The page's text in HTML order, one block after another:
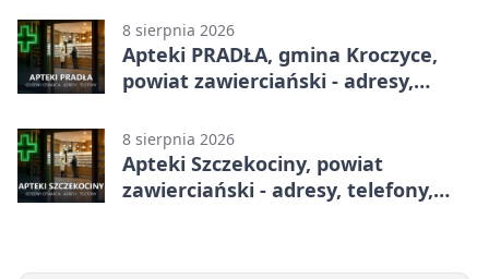
8 sierpnia 2026
Apteki PRADŁA, gmina Kroczyce,
powiat zawierciański - adresy,
8 sierpnia 2026
Apteki Szczekociny, powiat
zawierciański - adresy, telefony,